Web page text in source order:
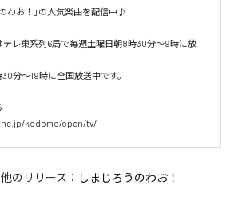
わお！」の人気楽曲を配信中♪
テレ東系列6局で毎週土曜日朝8時30分～9時に放
分～19時に全国放送中です。
kodomo/open/tv/
のリリース： しまじろうのわお！